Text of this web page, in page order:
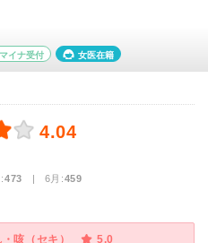
マイナ受付 女医在籍
4.04
473 | 6月:459
咳（セキ） 5.0